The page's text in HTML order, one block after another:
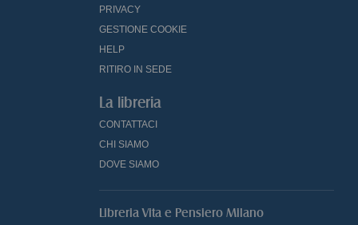
PRIVACY
GESTIONE COOKIE
HELP
RITIRO IN SEDE
La libreria
CONTATTACI
CHI SIAMO
DOVE SIAMO
Libreria Vita e Pensiero Milano